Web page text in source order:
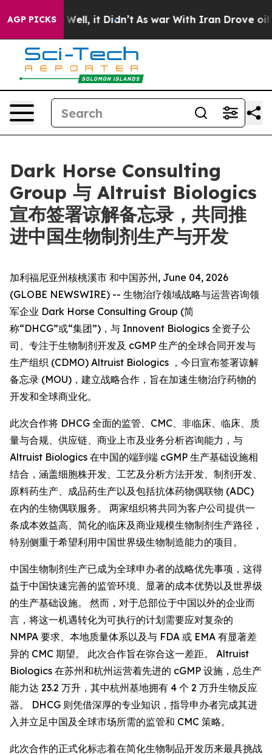
AGP PICKS
40%. Well, it Didn’t As war With Iran Drove oil
Dark Horse Consulting
Group 与 Altruist Biologics
宣布签署谅解备忘录，共同推
进中国生物制剂生产与开发
加利福尼亚州核桃溪市 和中国苏州, June 04, 2026
(GLOBE NEWSWIRE) -- 生物治疗领域战略与运营咨询领
军企业 Dark Horse Consulting Group (简
称“DHCG”或“集团”)，与 Innovent Biologics 全资子公
司、专注于生物制剂开发及 cGMP 生产的全球合同开发与
生产组织 (CDMO) Altruist Biologics ，今日宣布签署谅解
备忘录 (MOU)，建立战略合作，旨在加速生物治疗药物的
开发和全球商业化。
此次合作将 DHCG 全面的监管、CMC、非临床、临床、质
量与合规、供应链、商业上市及业务分析咨询能力，与
Altruist Biologics 在中国的端到端 cGMP 生产基础设施相
结合，涵盖细胞株开发、工艺及分析方法开发、制剂开发、
原料药生产、成品药生产以及包括抗体药物偶联物 (ADC)
在内的生物偶联服务。 两家组织将共同为客户公司提供一
条成本效益高、简化的临床及商业规模生物制剂生产路径，
特别侧重于希望利用中国世界级生物制造能力的项目。
中国生物制剂生产已成为全球申办者的战略优先事项，这得
益于中国快速完善的监管环境、显著的成本优势以及世界级
的生产基础设施。 然而，对于总部位于中国以外的企业而
言，将这一机遇转化为可执行的计划需要应对复杂的
NMPA 要求、本地质量体系以及与 FDA 或 EMA 有显著差
异的 CMC 期望。 此次合作旨在弥合这一差距。 Altruist
Biologics 在苏州和杭州运营着先进的 cGMP 设施，总生产
能力达 23.2 万升，其中杭州基地拥有 4 个 2 万升生物反应
器。 DHCG 则凭借深厚的专业知识，指导申办者完成其进
入并立足中国及全球市场所需的监管和 CMC 策略。
此次合作的正式化标志着在简化生物制品开发历来最具挑战